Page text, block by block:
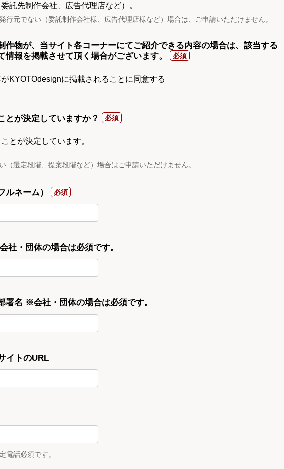
託先制作会社、広告代理店など）。
行元でない（委託制作会社様、広告代理店様など）場合は、ご申請いただけません。
作物が、当サイト各コーナーにてご紹介できる内容の場合は、該当する
情報を掲載させて頂く場合がございます。
KYOTOdesignに掲載されることに同意する
とが決定していますか？
とが決定しています。
（選定段階、提案段階など）場合はご申請いただけません。
ルネーム）
社・団体の場合は必須です。
署名 ※会社・団体の場合は必須です。
イトのURL
電話必須です。